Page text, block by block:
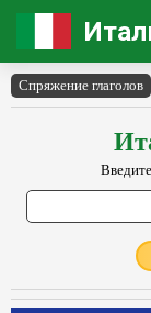
Спряжение глаголов